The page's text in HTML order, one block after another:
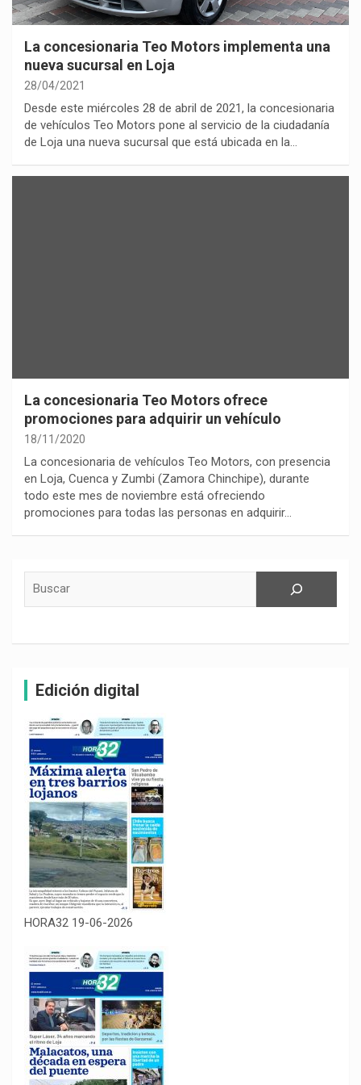
La concesionaria Teo Motors implementa una
nueva sucursal en Loja
28/04/2021
Desde este miércoles 28 de abril de 2021, la concesionaria
de vehículos Teo Motors pone al servicio de la ciudadanía
de Loja una nueva sucursal que está ubicada en la…
La concesionaria Teo Motors ofrece
promociones para adquirir un vehículo
18/11/2020
La concesionaria de vehículos Teo Motors, con presencia
en Loja, Cuenca y Zumbi (Zamora Chinchipe), durante
todo este mes de noviembre está ofreciendo
promociones para todas las personas en adquirir…
Edición digital
HORA32 19-06-2026